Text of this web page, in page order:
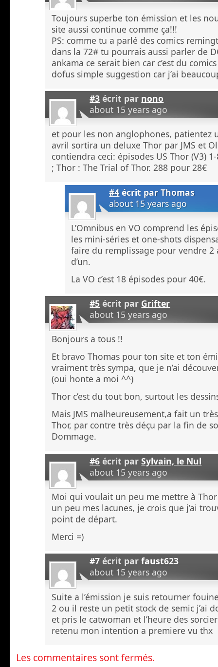
Toujours superbe ton émission et les
site aussi continue comme ça!!!
PS: comme tu a parlé des comics
dans la 72# tu pourrais aussi parler de
ankama ce serait bien car c’est du
dofus simple suggestion car j’ai
#3 écrit par nono
about 15 years ago
et pour les non anglophones, patientez
avril sortira un deluxe Thor par JMS et
contiendra ceci: épisodes US Thor (V3)
; Thor : The Trial of Thor. 288 pour 28€
#4écrit parThomas
about 15 years ago
L’Omnibus en VO comprend les
les mini-séries et one-shots
faire du remplissage pour vendre 2
d’un.
La VO c’est 18 épisodes pour 40€.
#5 écrit par Grifter
about 15 years ago
Bonjours a tous !!
Et bravo Thomas pour ton site et ton
vraiment très sympa, que je n’ai
(oui honte a moi ^^)
Thor c’est du tout bon, surtout les
Mais JMS malheureusement,a fait un
Thor, par contre très déçu par la fin de
Dommage.
#6 écrit parSylvain, le Nul
about 15 years ago
Moi qui voulait un peu me mettre à
un peu mes lacunes, je crois que j’ai
point de départ.
Merci =)
#7 écrit parfaust623
about 15 years ago
Suite a l’émission je suis retourner
2 ou il reste un petit stock de semic j’ai
et pris le catwoman et l’heure des
retenu mon intention a premiere vu thx
Les commentaires sont fermés.